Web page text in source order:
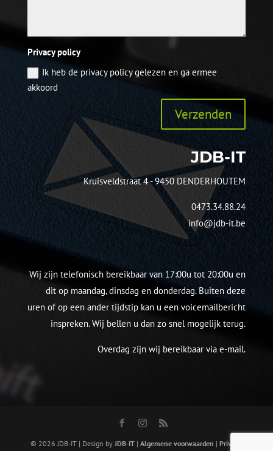
Privacy policy
Ik heb de privacy policy gelezen en ga ermee
akkoord
Verzenden
JDB-IT
Kruisveldstraat 4 - 9450 DENDERHOUTEM
0473.34.88.24
info@jdb-it.be
Wij zijn telefonisch bereikbaar van 17:00u tot 20:00u en
dit op maandag, dinsdag en donderdag. Buiten deze
uren of op een ander tijdstip kan u een voicemailbericht
inspreken. Wij bellen u dan zo snel mogelijk terug.
Overdag zijn wij bereikbaar via e-mail.
© 2026 JDB-IT | Design byJDB-IT |Algemene voorwaarden |Privacy